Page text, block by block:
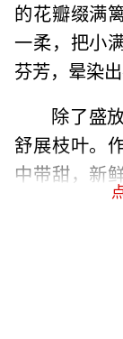
的花瓣缀满
一柔，把小
芬芳，晕染
除了盛
舒展枝叶。
中带甜，新
自然馈赠